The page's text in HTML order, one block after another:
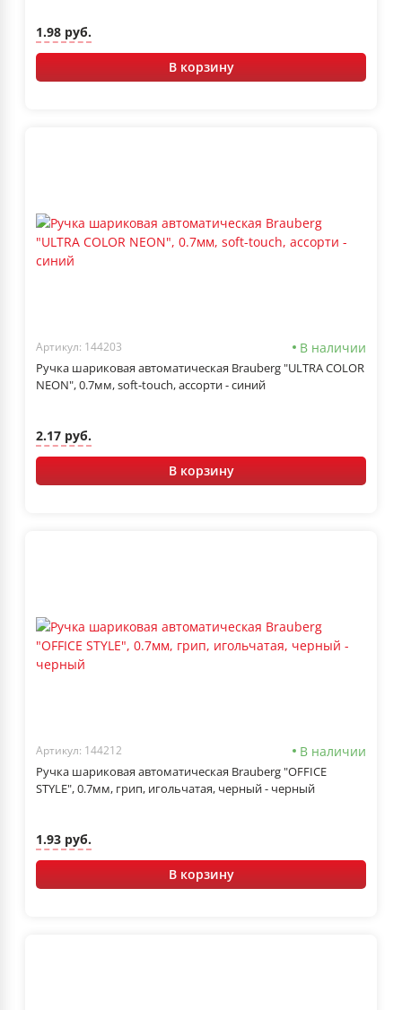
1.98 руб.
В корзину
Артикул: 144203 В наличии
Ручка шариковая автоматическая Brauberg "ULTRA COLOR
NEON", 0.7мм, soft-touch, ассорти - синий
2.17 руб.
В корзину
Артикул: 144212 В наличии
Ручка шариковая автоматическая Brauberg "OFFICE
STYLE", 0.7мм, грип, игольчатая, черный - черный
1.93 руб.
В корзину